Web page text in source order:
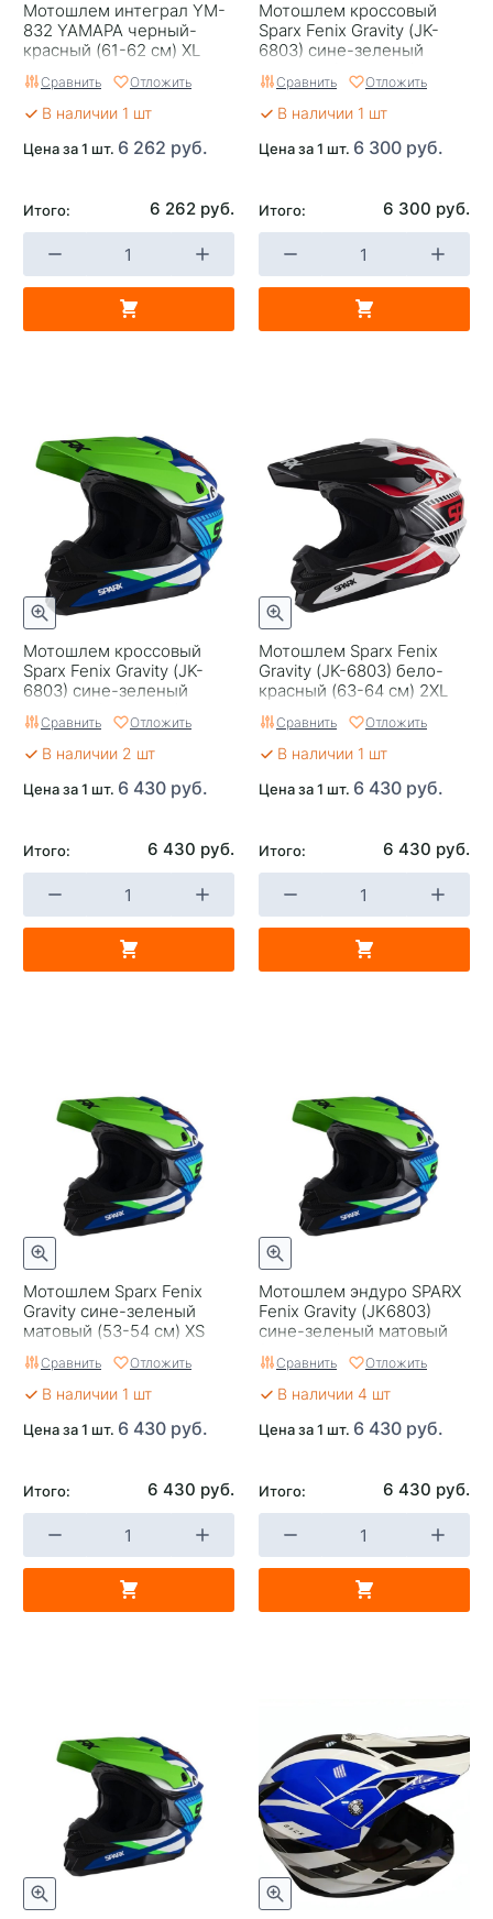
Мотошлем интеграл YM-
832 YAMAPA черный-
красный (61-62 см) XL
Сравнить Отложить
В наличии 1 шт
Цена за 1 шт. 6 262 руб.
Итого: 6 262 руб.
Мотошлем кроссовый
Sparx Fenix Gravity (JK-
6803) сине-зеленый
матовый (53-54 см) XS
Сравнить Отложить
В наличии 1 шт
Цена за 1 шт. 6 300 руб.
Итого: 6 300 руб.
Мотошлем кроссовый
Sparx Fenix Gravity (JK-
6803) сине-зеленый
матовый (63-64 см) 2XL
Сравнить Отложить
В наличии 2 шт
Цена за 1 шт. 6 430 руб.
Итого: 6 430 руб.
Мотошлем Sparx Fenix
Gravity (JK-6803) бело-
красный (63-64 см) 2XL
Сравнить Отложить
В наличии 1 шт
Цена за 1 шт. 6 430 руб.
Итого: 6 430 руб.
Мотошлем Sparx Fenix
Gravity сине-зеленый
матовый (53-54 см) XS
Сравнить Отложить
В наличии 1 шт
Цена за 1 шт. 6 430 руб.
Итого: 6 430 руб.
Мотошлем эндуро SPARX
Fenix Gravity (JK6803)
сине-зеленый матовый
(59-60 см) L
Сравнить Отложить
В наличии 4 шт
Цена за 1 шт. 6 430 руб.
Итого: 6 430 руб.